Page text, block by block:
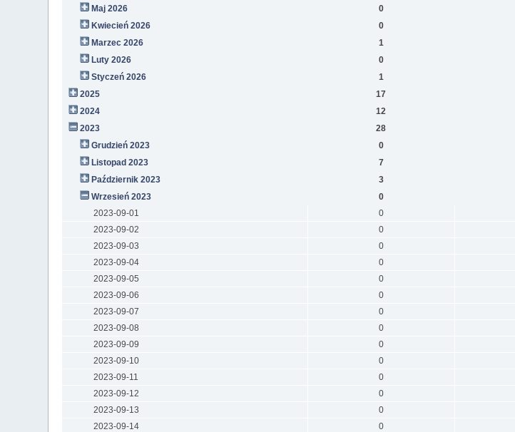
Maj 2026
0
Kwiecień 2026
0
Marzec 2026
1
Luty 2026
0
Styczeń 2026
1
2025
17
2024
12
2023
28
Grudzień 2023
0
Listopad 2023
7
Październik 2023
3
Wrzesień 2023
0
2023-09-01
0
2023-09-02
0
2023-09-03
0
2023-09-04
0
2023-09-05
0
2023-09-06
0
2023-09-07
0
2023-09-08
0
2023-09-09
0
2023-09-10
0
2023-09-11
0
2023-09-12
0
2023-09-13
0
2023-09-14
0